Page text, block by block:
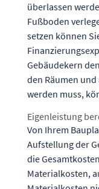
überlassen
Fußboden
setzen können
Gebäudekern
den Räumen
werden muss,
Eigenleistung
Von Ihrem
Aufstellung der
die
Materialkosten,